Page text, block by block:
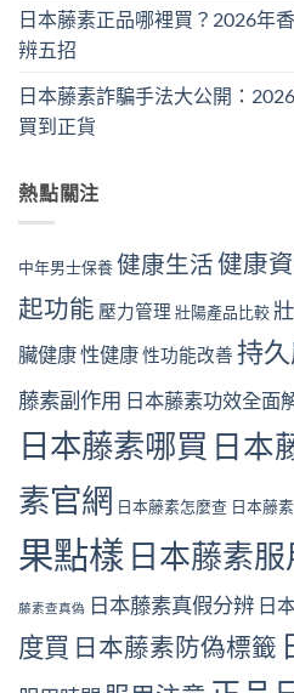
日本藤素正品哪裡買？2026年
辨五招
日本藤素詐騙手法大公開：
買到正貨
熱點關注
中年男士保養健康生活健康
起功能 壓力管理 壯陽產品比較
臟健康性健康性功能改善 持
藤素副作用 日本藤素功效全面
日本藤素哪買 日本
素官網 日本藤素怎麼查 日本藤
果點樣 日本藤素服
藤素查真偽 日本藤素真假分辨 日
度買 日本藤素防偽標籤